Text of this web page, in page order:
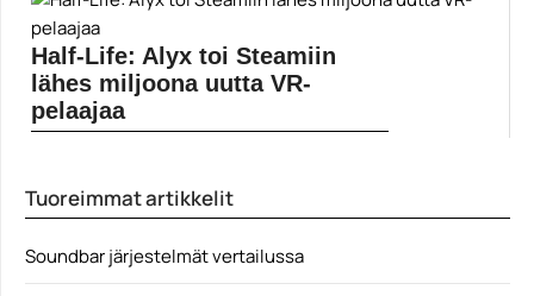
Huawein uusin huippumalli näki päivänvalon.
Valmistajan uusi lippulaivamalli...
Android 10
Half-Life: Alyx toi Steamiin
lähes miljoona uutta VR-
pelaajaa
Half-Life Alyx
Tuoreimmat artikkelit
Soundbar järjestelmät vertailussa